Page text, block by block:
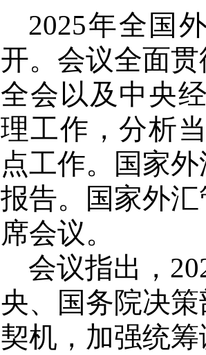
2025年全国
开。会议全面
全会以及中央
理工作，分析
点工作。国家
报告。国家外
席会议。
会议指出，
央、国务院决
契机，加强统